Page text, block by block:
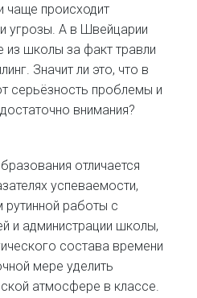
чаще происходит
угрозы. А в Швейцарии
школы за факт травли
Значит ли это, что в
серьёзность проблемы и
внимания?
отличается
успеваемости,
работы с
и администрации школы,
состава времени
мере уделить
атмосфере в классе.